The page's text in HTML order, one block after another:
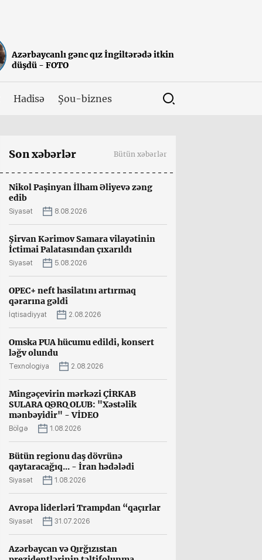
Azərbaycanlı gənc qız İngiltərədə itkin
düşdü - FOTO
Hadisə Şou-biznes
Son xəbərlər Bütün xəbərlər
Nikol Paşinyan İlham Əliyevə zəng
edib
Siyasət 8.08.2026
Şirvan Kərimov Samara vilayətinin
İctimai Palatasından çıxarıldı
Siyasət 5.08.2026
OPEC+ neft hasilatını artırmaq
qərarına gəldi
İqtisadiyyat 2.08.2026
Omska PUA hücumu edildi, konsert
ləğv olundu
Texnologiya 2.08.2026
Mingəçevirin mərkəzi ÇİRKAB
SULARA QƏRQ OLUB: "Xəstəlik
mənbəyidir" - VİDEO
Bölgə 1.08.2026
Bütün regionu daş dövrünə
qaytaracağıq... - İran hədələdi
Siyasət 1.08.2026
Avropa liderləri Trampdan “qaçırlar
Siyasət 31.07.2026
Azərbaycan və Qırğızıstan